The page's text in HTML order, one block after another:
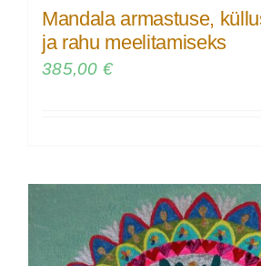
Mandala armastuse,
ja rahu meelitamiseks
385,00 €